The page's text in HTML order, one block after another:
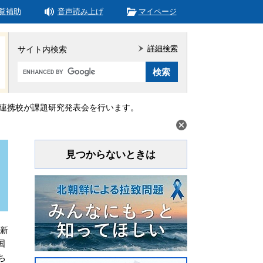
補助 音声読み上げ マイページ
サイト内検索
Google
タ
ム
詳細検索
校が課題研究発表会を行います。
見つからないときは